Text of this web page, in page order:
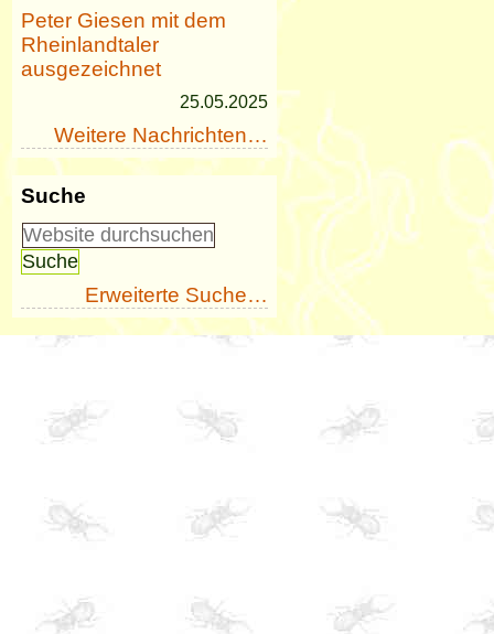
Peter Giesen mit dem
Rheinlandtaler
ausgezeichnet
25.05.2025
Weitere Nachrichten…
Suche
Erweiterte Suche…